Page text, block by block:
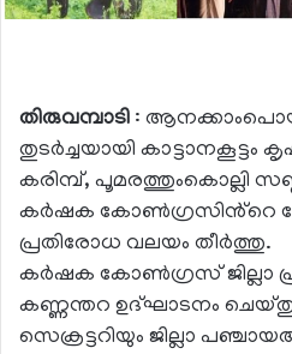
തിരുവമ്പാടി :
തുടർച്ചയായി കാട്ടാനകൂട്ടം
കരിമ്പ്, പൂമരത്തുംകൊല്ലി
കർഷക കോൺഗ്രസിൻ്റെ
പ്രതിരോധ വലയം തീർത്തു.
കർഷക കോൺഗ്രസ് ജില്ലാ
കണ്ണന്തറ ഉദ്ഘാടനം
സെക്രട്ടറിയും ജില്ലാ